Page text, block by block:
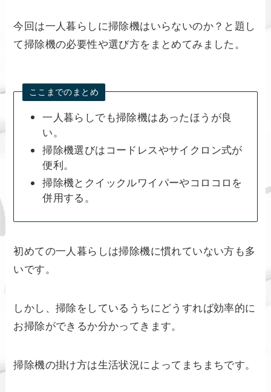
今回は一人暮らしに掃除機はいらないのか？と題し
て掃除機の必要性や選び方をまとめてみました。
ここまでのまとめ
一人暮らしでも掃除機はあったほうが良
い。
掃除機選びはコードレスやサイクロン式が
便利。
掃除機とクイックルワイパーやコロコロを
併用する。
初めての一人暮らしは掃除機に慣れていない方も多
いです。
しかし、掃除をしているうちにどうすれば効率的に
お掃除ができるか分かってきます。
掃除機の掛け方は生活状況によってまちまちです。